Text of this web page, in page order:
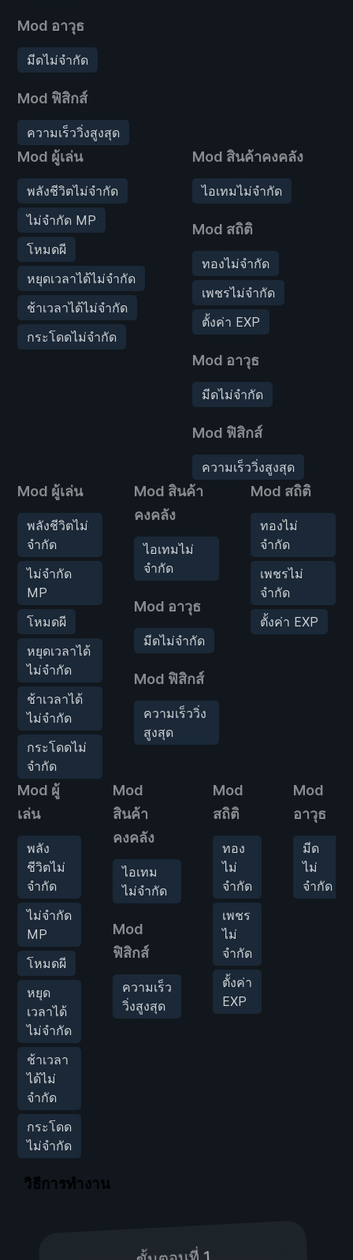
Mod อาวุธ
มีดไม่จำกัด
Mod ฟิสิกส์
ความเร็ววิ่งสูงสุด
Mod ผู้เล่น
พลังชีวิตไม่จำกัด
ไม่จำกัด MP
โหมดผี
หยุดเวลาได้ไม่จำกัด
ช้าเวลาได้ไม่จำกัด
กระโดดไม่จำกัด
Mod สินค้าคงคลัง
ไอเทมไม่จำกัด
Mod สถิติ
ทองไม่จำกัด
เพชรไม่จำกัด
ตั้งค่า EXP
Mod อาวุธ
มีดไม่จำกัด
Mod ฟิสิกส์
ความเร็ววิ่งสูงสุด
Mod ผู้เล่น
พลังชีวิตไม่
จำกัด
ไม่จำกัด
MP
โหมดผี
หยุดเวลาได้
ไม่จำกัด
ช้าเวลาได้
ไม่จำกัด
กระโดดไม่
จำกัด
Mod สินค้า
คงคลัง
ไอเทมไม่
จำกัด
Mod อาวุธ
มีดไม่จำกัด
Mod ฟิสิกส์
ความเร็ววิ่ง
สูงสุด
Mod สถิติ
ทองไม่
จำกัด
เพชรไม่
จำกัด
ตั้งค่า EXP
Mod ผู้
เล่น
พลัง
ชีวิตไม่
จำกัด
ไม่จำกัด
MP
โหมดผี
หยุด
เวลาได้
ไม่จำกัด
ช้าเวลา
ได้ไม่
จำกัด
กระโดด
ไม่จำกัด
Mod
สินค้า
คงคลัง
ไอเทม
ไม่จำกัด
Mod
ฟิสิกส์
ความเร็ว
วิ่งสูงสุด
Mod
สถิติ
ทอง
ไม่
จำกัด
เพชร
ไม่
จำกัด
ตั้งค่า
EXP
Mod
อาวุธ
มีด
ไม่
จำกัด
วิธีการทำงาน